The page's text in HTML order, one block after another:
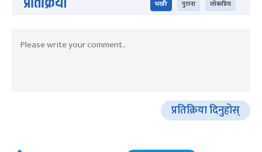
भर्खरै पुराना लोकप्रिय
प्रतिक्रिया दिनुहोस्